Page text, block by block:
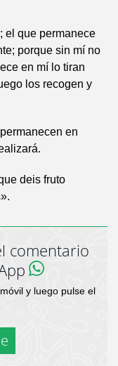
el que permanece
porque sin mí no
en mí lo tiran
los recogen y
en
deis fruto
comentario
y luego pulse el